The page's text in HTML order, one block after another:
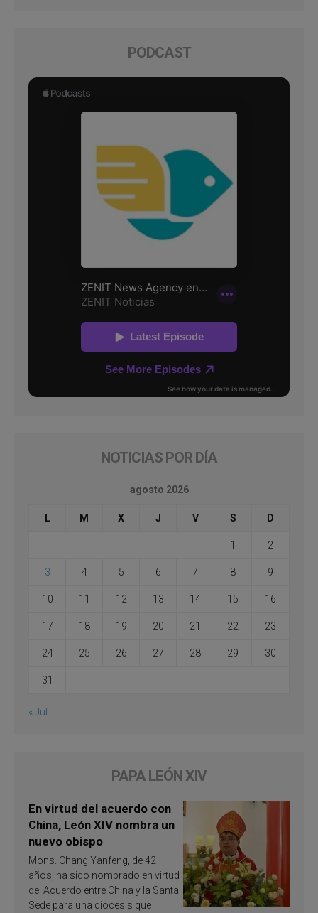
PODCAST
NOTICIAS POR DÍA
agosto 2026
L M X J V S D
1 2
3 4 5 6 7 8 9
10 11 12 13 14 15 16
17 18 19 20 21 22 23
24 25 26 27 28 29 30
31
« Jul
PAPA LEÓN XIV
En virtud del acuerdo con
China, León XIV nombra un
nuevo obispo
Mons. Chang Yanfeng, de 42
años, ha sido nombrado en virtud
del Acuerdo entre China y la Santa
Sede para una diócesis que